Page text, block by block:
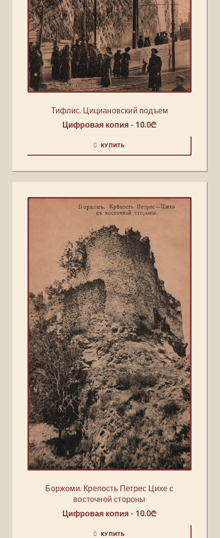
Тифлис. Цициановский подъем
Цифровая копия - 10.0₾
КУПИТЬ
Боржоми. Крепость Петрес Цихе с
восточной стороны
Цифровая копия - 10.0₾
КУПИТЬ